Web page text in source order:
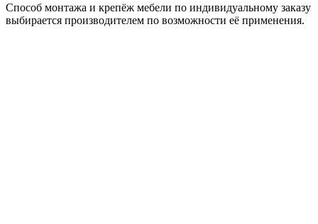
Способ монтажа и крепёж мебели по индивидуальному заказу
выбирается производителем по возможности её применения.